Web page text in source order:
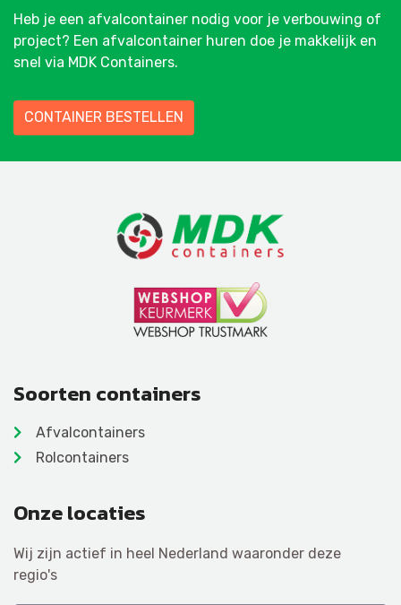
Heb je een afvalcontainer nodig voor je verbouwing of
project? Een afvalcontainer huren doe je makkelijk en
snel via MDK Containers.
CONTAINER BESTELLEN
Soorten containers
Afvalcontainers
Rolcontainers
Onze locaties
Wij zijn actief in heel Nederland waaronder deze
regio's